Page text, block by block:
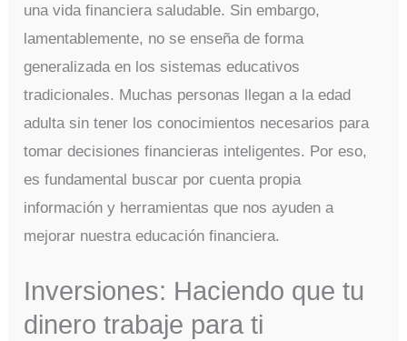
una vida financiera saludable. Sin embargo,
lamentablemente, no se enseña de forma
generalizada en los sistemas educativos
tradicionales. Muchas personas llegan a la edad
adulta sin tener los conocimientos necesarios para
tomar decisiones financieras inteligentes. Por eso,
es fundamental buscar por cuenta propia
información y herramientas que nos ayuden a
mejorar nuestra educación financiera.
Inversiones: Haciendo que tu
dinero trabaje para ti